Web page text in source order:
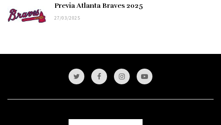
Previa Atlanta Braves 2025
27/03/2025